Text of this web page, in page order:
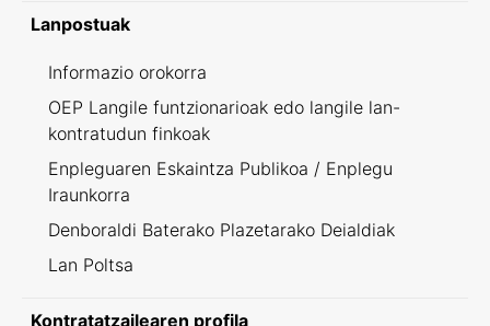
Lanpostuak
Informazio orokorra
OEP Langile funtzionarioak edo langile lan-
kontratudun finkoak
Enpleguaren Eskaintza Publikoa / Enplegu
Iraunkorra
Denboraldi Baterako Plazetarako Deialdiak
Lan Poltsa
Kontratatzailearen profila